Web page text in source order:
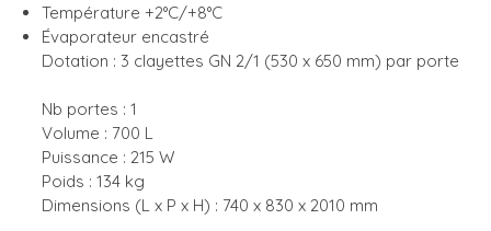
Température +2°C/+8°C
Évaporateur encastré
Dotation : 3 clayettes GN 2/1 (530 x 650 mm) par porte
Nb portes : 1
Volume : 700 L
Puissance : 215 W
Poids : 134 kg
Dimensions (L x P x H) : 740 x 830 x 2010 mm